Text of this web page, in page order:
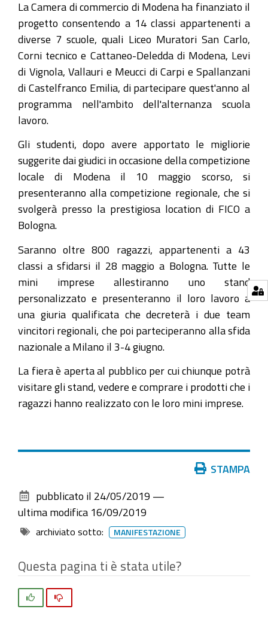
le-
loro-
mini-
imprese-
nella-
competizione-
regionale-
del-
progetto-
impresa-
in-
azione-
martedi-
28-
a-
bologna-
presso-
fico
Martedì
presso
FICO
competizione
progetto
azione
08-
2026-
08-
07T05:00:00+02:00
La Camera di commercio di Modena ha finanziato il
progetto consentendo a 14 classi appartenenti a
diverse 7 scuole, quali Liceo Muratori San Carlo,
Corni tecnico e Cattaneo-Deledda di Modena, Levi
di Vignola, Vallauri e Meucci di Carpi e Spallanzani
di Castelfranco Emilia, di partecipare quest'anno al
programma nell'ambito dell'alternanza scuola
lavoro.
Gli studenti, dopo avere apportato le migliorie
suggerite dai giudici in occasione della competizione
locale di Modena il 10 maggio scorso, si
presenteranno alla competizione regionale, che si
svolgerà presso la prestigiosa location di FICO a
Bologna.
Saranno oltre 800 ragazzi, appartenenti a 43
classi a sfidarsi il 28 maggio a Bologna. Tutte le
mini imprese allestiranno uno stand
personalizzato e presenteranno il loro lavoro a
una giuria qualificata che decreterà i due team
vincitori regionali, che poi parteciperanno alla sfida
nazionale a Milano il 3-4 giugno.
La fiera è aperta al pubblico per cui chiunque potrà
visitare gli stand, vedere e comprare i prodotti che i
ragazzi hanno realizzato con le loro mini imprese.
documento
STAMPA
pubblicato il 24/05/2019 —
ultima modifica 16/09/2019
archiviato sotto: MANIFESTAZIONE
Questa pagina ti è stata utile?